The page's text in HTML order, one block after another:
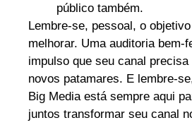
público também.
Lembre-se, pessoal, o
melhorar. Uma auditoria bem-
impulso que seu canal
novos patamares. E lembre-
Big Media está sempre aqui
juntos transformar seu canal